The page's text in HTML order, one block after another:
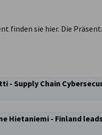
finden sie hier. Die
- Supply Chain